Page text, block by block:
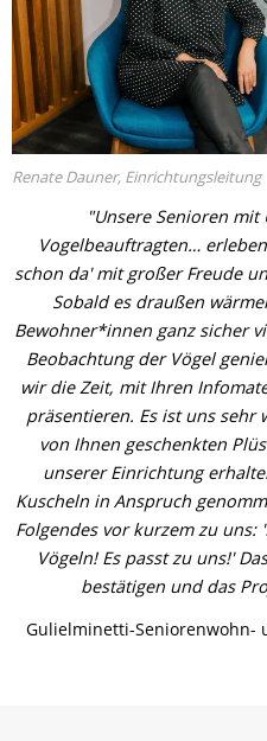
Renate Dauner, Einrichtungsleitung
"Unsere Senioren
Vogelbeauftragten…
schon da' mit großer Freude
Sobald es draußen
Bewohner*innen ganz sicher
Beobachtung der Vögel
wir die Zeit, mit Ihren
präsentieren. Es ist uns sehr
von Ihnen geschenkten
unserer Einrichtung
Kuscheln in Anspruch
Folgendes vor kurzem zu uns:
Vögeln! Es passt zu uns!'
bestätigen und das
Gulielminetti-Seniorenwohn-